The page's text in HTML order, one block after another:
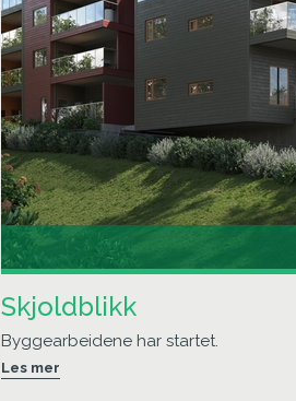
Skjoldblikk
Byggearbeidene har startet.
Les mer